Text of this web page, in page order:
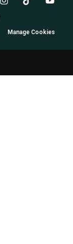
Manage Cookies